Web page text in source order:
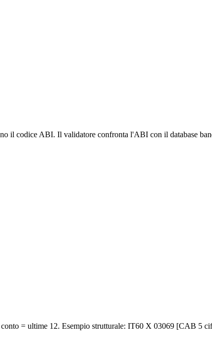
codice ABI. Il validatore confronta l'ABI con il database
= ultime 12. Esempio strutturale: IT60 X 03069 [CAB 5